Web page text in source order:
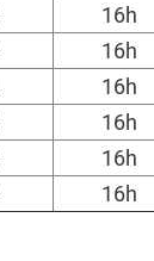
16h
16h
16h
16h
16h
16h